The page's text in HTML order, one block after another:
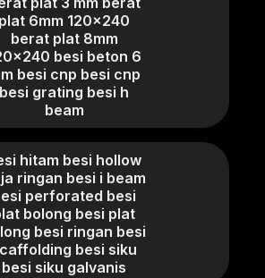
plat 6mm 120x240
berat plat 8mm
besi beton 6
besi cnp besi cnp
besi grating besi h
beam
hitam besi hollow
ringan besi i beam
perforated besi
bolong besi plat
besi ringan besi
besi siku
besi siku galvanis